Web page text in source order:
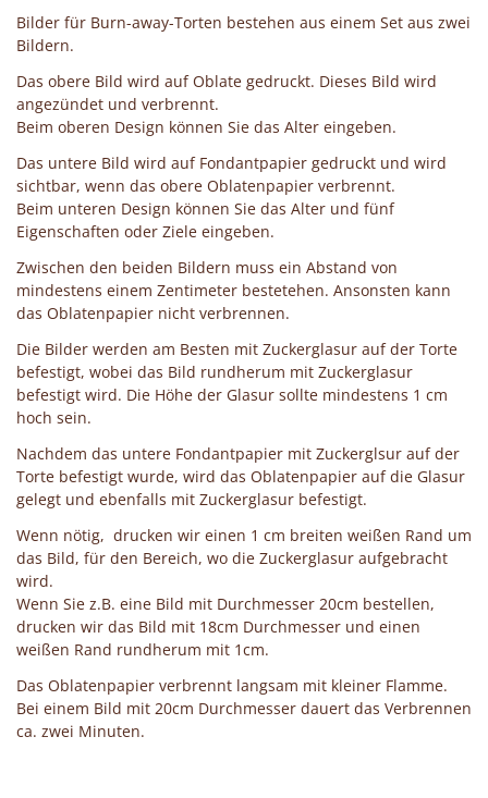
Bilder für Burn-away-Torten bestehen aus einem Set aus zwei
Bildern.
Das obere Bild wird auf Oblate gedruckt. Dieses Bild wird
angezündet und verbrennt.
Beim oberen Design können Sie das Alter eingeben.
Das untere Bild wird auf Fondantpapier gedruckt und wird
sichtbar, wenn das obere Oblatenpapier verbrennt.
Beim unteren Design können Sie das Alter und fünf
Eigenschaften oder Ziele eingeben.
Zwischen den beiden Bildern muss ein Abstand von
mindestens einem Zentimeter bestetehen. Ansonsten kann
das Oblatenpapier nicht verbrennen.
Die Bilder werden am Besten mit Zuckerglasur auf der Torte
befestigt, wobei das Bild rundherum mit Zuckerglasur
befestigt wird. Die Höhe der Glasur sollte mindestens 1 cm
hoch sein.
Nachdem das untere Fondantpapier mit Zuckerglsur auf der
Torte befestigt wurde, wird das Oblatenpapier auf die Glasur
gelegt und ebenfalls mit Zuckerglasur befestigt.
Wenn nötig, drucken wir einen 1 cm breiten weißen Rand um
das Bild, für den Bereich, wo die Zuckerglasur aufgebracht
wird.
Wenn Sie z.B. eine Bild mit Durchmesser 20cm bestellen,
drucken wir das Bild mit 18cm Durchmesser und einen
weißen Rand rundherum mit 1cm.
Das Oblatenpapier verbrennt langsam mit kleiner Flamme.
Bei einem Bild mit 20cm Durchmesser dauert das Verbrennen
ca. zwei Minuten.